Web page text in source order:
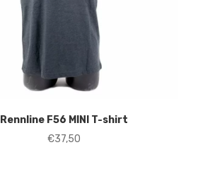
Rennline F56 MINI T-shirt
€37,50